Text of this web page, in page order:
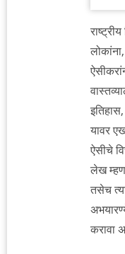
यावर
ऐसीचे
लेख
तसेच
करावा